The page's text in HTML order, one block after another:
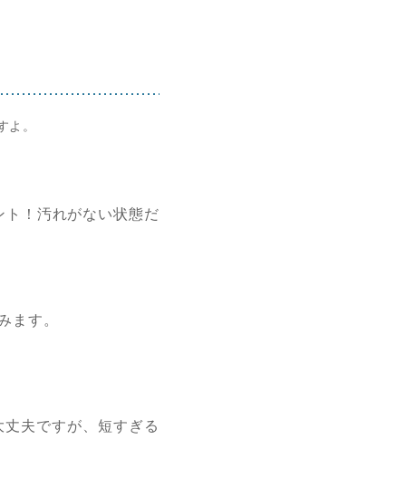
。
！汚れがない状態だ
ます。
夫ですが、短すぎる